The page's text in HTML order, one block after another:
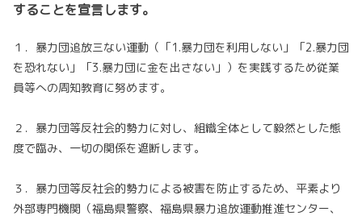
することを宣言します。
１．暴力団追放三ない運動（「1.暴力団を利用しない」「2.暴力団
を恐れない」「3.暴力団に金を出さない」）を実践するため従業
員等への周知教育に努めます。
２．暴力団等反社会的勢力に対し、組織全体として毅然とした態
度で臨み、一切の関係を遮断します。
３．暴力団等反社会的勢力による被害を防止するため、平素より
外部専門機関（福島県警察、福島県暴力追放運動推進センター、